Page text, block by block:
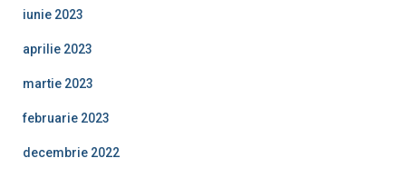
iunie 2023
aprilie 2023
martie 2023
februarie 2023
decembrie 2022